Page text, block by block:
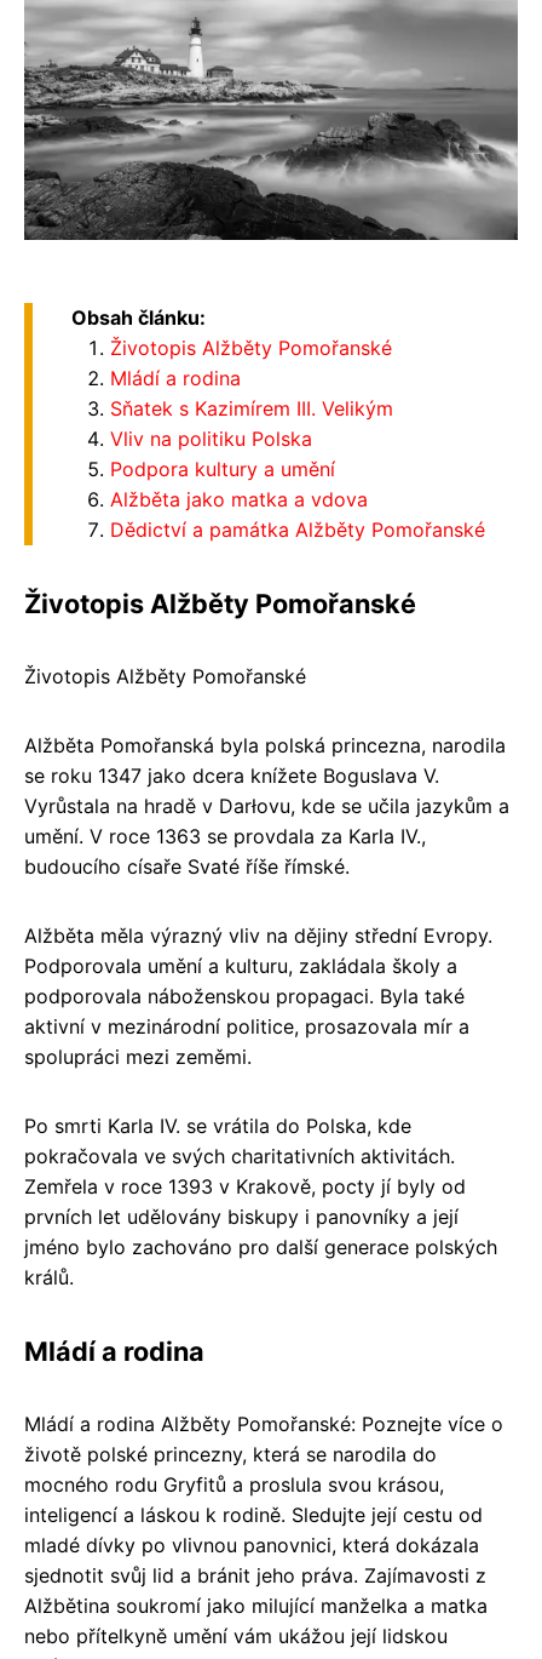
Obsah článku:
Životopis Alžběty Pomořanské
Mládí a rodina
Sňatek s Kazimírem III. Velikým
Vliv na politiku Polska
Podpora kultury a umění
Alžběta jako matka a vdova
Dědictví a památka Alžběty Pomořanské
Životopis Alžběty Pomořanské
Životopis Alžběty Pomořanské
Alžběta Pomořanská byla polská princezna, narodila
se roku 1347 jako dcera knížete Boguslava V.
Vyrůstala na hradě v Darłovu, kde se učila jazykům a
umění. V roce 1363 se provdala za Karla IV.,
budoucího císaře Svaté říše římské.
Alžběta měla výrazný vliv na dějiny střední Evropy.
Podporovala umění a kulturu, zakládala školy a
podporovala náboženskou propagaci. Byla také
aktivní v mezinárodní politice, prosazovala mír a
spolupráci mezi zeměmi.
Po smrti Karla IV. se vrátila do Polska, kde
pokračovala ve svých charitativních aktivitách.
Zemřela v roce 1393 v Krakově, pocty jí byly od
prvních let udělovány biskupy i panovníky a její
jméno bylo zachováno pro další generace polských
králů.
Mládí a rodina
Mládí a rodina Alžběty Pomořanské: Poznejte více o
životě polské princezny, která se narodila do
mocného rodu Gryfitů a proslula svou krásou,
inteligencí a láskou k rodině. Sledujte její cestu od
mladé dívky po vlivnou panovnici, která dokázala
sjednotit svůj lid a bránit jeho práva. Zajímavosti z
Alžbětina soukromí jako milující manželka a matka
nebo přítelkyně umění vám ukážou její lidskou